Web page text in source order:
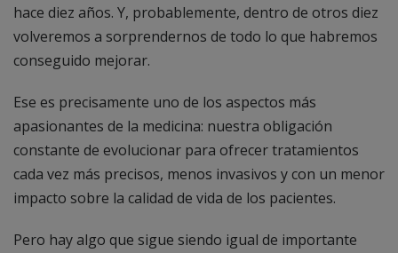
hace diez años. Y, probablemente, dentro de otros diez
volveremos a sorprendernos de todo lo que habremos
conseguido mejorar.
Ese es precisamente uno de los aspectos más
apasionantes de la medicina: nuestra obligación
constante de evolucionar para ofrecer tratamientos
cada vez más precisos, menos invasivos y con un menor
impacto sobre la calidad de vida de los pacientes.
Pero hay algo que sigue siendo igual de importante